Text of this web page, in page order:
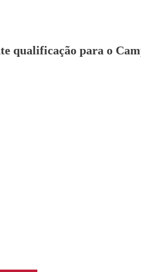
qualificação para o